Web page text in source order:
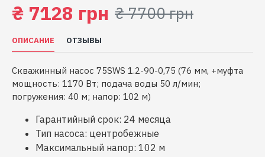
₴ 7128 грн ₴ 7700 грн
ОПИСАНИЕ ОТЗЫВЫ
Скважинный насос 75SWS 1.2-90-0,75 (76 мм, +муфта
мощность: 1170 Вт; подача воды 50 л/мин;
погружения: 40 м; напор: 102 м)
Гарантийный срок: 24 месяца
Тип насоса: центробежные
Максимальный напор: 102 м